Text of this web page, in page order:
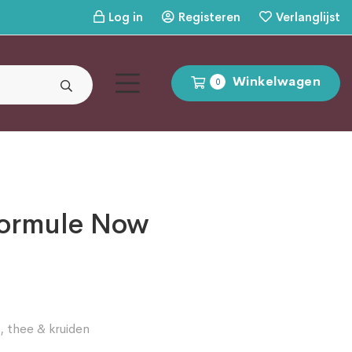
Log in Registeren Verlanglijst
0 Winkelwagen
Now
, thee & kruiden